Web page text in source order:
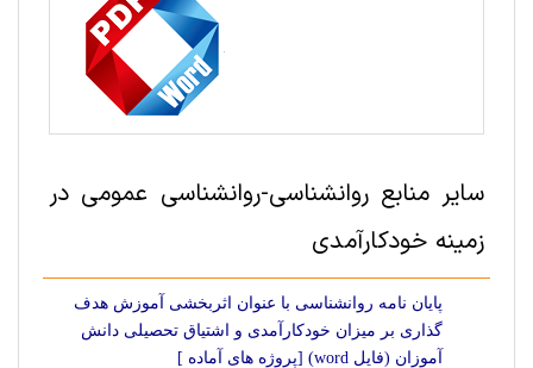
سایر منابع روانشناسی-روانشناسی‌ عمومی در
زمینه خودکارآمدی
پایان نامه روانشناسی با عنوان اثربخشی آموزش هدف
گذاری بر میزان خودکارآمدی و اشتیاق تحصیلی دانش
آموزان (فایل word) [پروژه های آماده ]